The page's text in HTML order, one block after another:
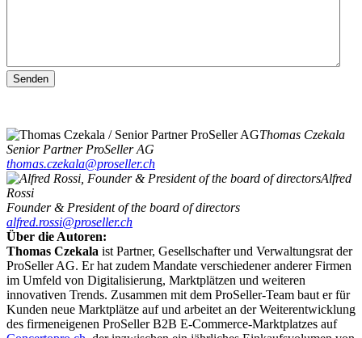
Senden
Thomas Czekala
Senior Partner ProSeller AG
thomas.czekala@proseller.ch
Alfred
Rossi
Founder & President of the board of directors
alfred.rossi@proseller.ch
Über die Autoren:
Thomas Czekala ist Partner, Gesellschafter und Verwaltungsrat der
ProSeller AG. Er hat zudem Mandate verschiedener anderer Firmen
im Umfeld von Digitalisierung, Marktplätzen und weiteren
innovativen Trends. Zusammen mit dem ProSeller-Team baut er für
Kunden neue Marktplätze auf und arbeitet an der Weiterentwicklung
des firmeneigenen ProSeller B2B E-Commerce-Marktplatzes auf